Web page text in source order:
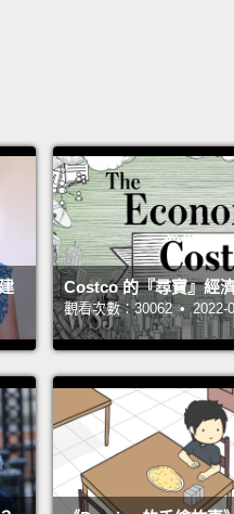
Costco 的『尋寶』經
觀看次數：30062 • 2022-